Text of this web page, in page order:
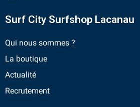
Surf City Surfshop Lacanau
Qui nous sommes ?
La boutique
Actualité
Recrutement